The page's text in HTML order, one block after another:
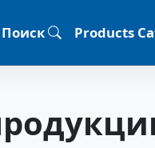
Поиск Products